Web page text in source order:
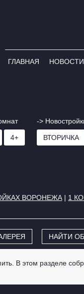
ГЛАВНАЯ НОВОСТИ
4+
->
ВТОРИЧКА
ВОРОНЕЖА | 1
НАЙТИ
В этом разделе